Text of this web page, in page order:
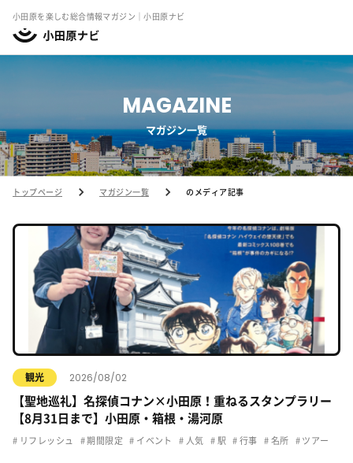
小田原を楽しむ総合情報マガジン｜小田原ナビ
MAGAZINE
マガジン一覧
トップページ マガジン一覧 のメディア記事
観光 2026/08/02
【聖地巡礼】名探偵コナン×小田原！重ねるスタンプラリー
【8月31日まで】小田原・箱根・湯河原
リフレッシュ 期間限定 イベント 人気 駅 行事 名所 ツアー